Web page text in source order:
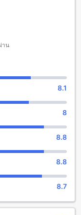
มากมายเพื่อให้คุณมี
ะทับใจ บริการ
ะเรียบร้อยตลอด
อร์เน็ตไร้สายใน
ด้อย่างสะดวกสบาย
นทุกห้องพัก ที่โฮส
อิน/เช็คเอาท์แบบด่วน
เทลโดซ์
สามารถสอบถามเจ้า
ทัวร์และตั๋วที่
จอดรถฟรีภายใน
าน
8.1
8
8.8
8.8
8.7